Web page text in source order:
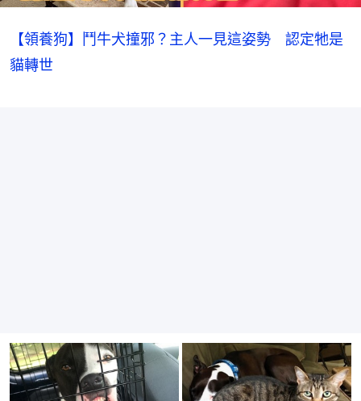
【領養狗】鬥牛犬撞邪？主人一見這姿勢 認定牠是
貓轉世